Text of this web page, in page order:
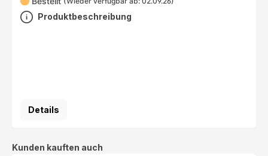
Produktbeschreibung
Details
Produktgalerie überspringen
Kunden kauften auch